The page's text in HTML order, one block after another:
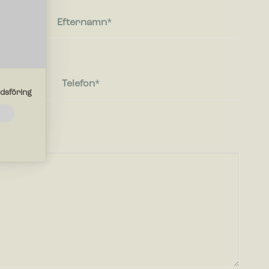
du
Efternamn
Telefon